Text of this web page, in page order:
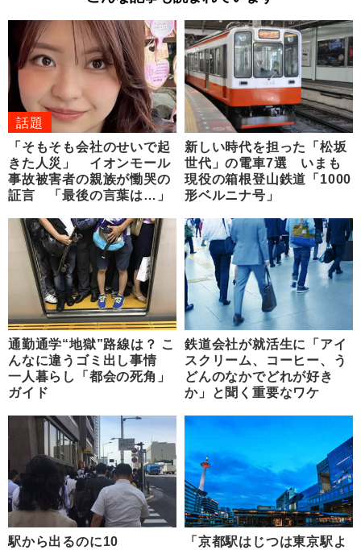
話題
「そもそも会社のせいで起
きた人災」 イオンモール
事故被害者の親族が慟哭の
証言 「最後の言葉は…」
新しい時代を担った「松坂
世代」の電車7選 いまも
現役の箱根登山鉄道「1000
形ベルニナ号」
通勤通学“地獄”路線は？ こ
んなに違うゴミ出し事情
一人暮らし「都会の死角」
ガイド
鉄道会社が就活生に「アイ
スクリーム、コーヒー、う
どんのなかでどれが好き
か」と聞く重要なワケ
駅から出るのに10
「京都駅はじつは東京駅よ